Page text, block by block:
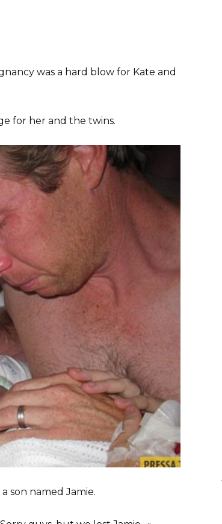
was a hard blow for Kate and
for her and the twins.
son named Jamie.